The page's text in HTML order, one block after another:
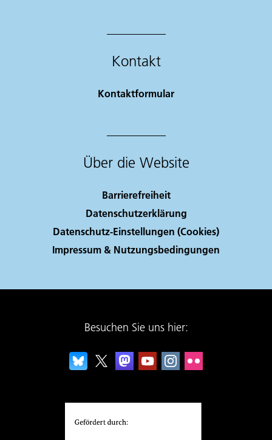
Kontakt
Kontaktformular
Über die Website
Barrierefreiheit
Datenschutzerklärung
Datenschutz-Einstellungen (Cookies)
Impressum & Nutzungsbedingungen
Besuchen Sie uns hier: